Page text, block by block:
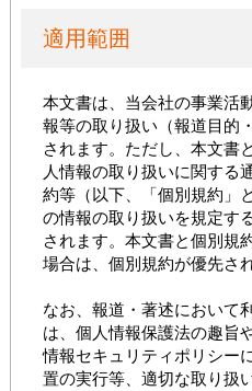
適用範囲
本文書は、当会社の事業活
報等の取り扱い（報道目的
されます。ただし、本文書
人情報の取り扱いに関する
約等（以下、「個別規約」
の情報の取り扱いを規定す
されます。本文書と個別規
場合は、個別規約が優先さ
なお、報道・著述において
は、個人情報保護法の趣旨
情報セキュリティポリシー
置の実行等、適切な取り扱